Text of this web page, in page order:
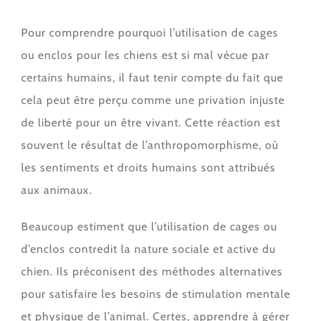
Pour comprendre pourquoi l’utilisation de cages
ou enclos pour les chiens est si mal vécue par
certains humains, il faut tenir compte du fait que
cela peut être perçu comme une privation injuste
de liberté pour un être vivant. Cette réaction est
souvent le résultat de l’anthropomorphisme, où
les sentiments et droits humains sont attribués
aux animaux.
Beaucoup estiment que l’utilisation de cages ou
d’enclos contredit la nature sociale et active du
chien. Ils préconisent des méthodes alternatives
pour satisfaire les besoins de stimulation mentale
et physique de l’animal. Certes, apprendre à gérer